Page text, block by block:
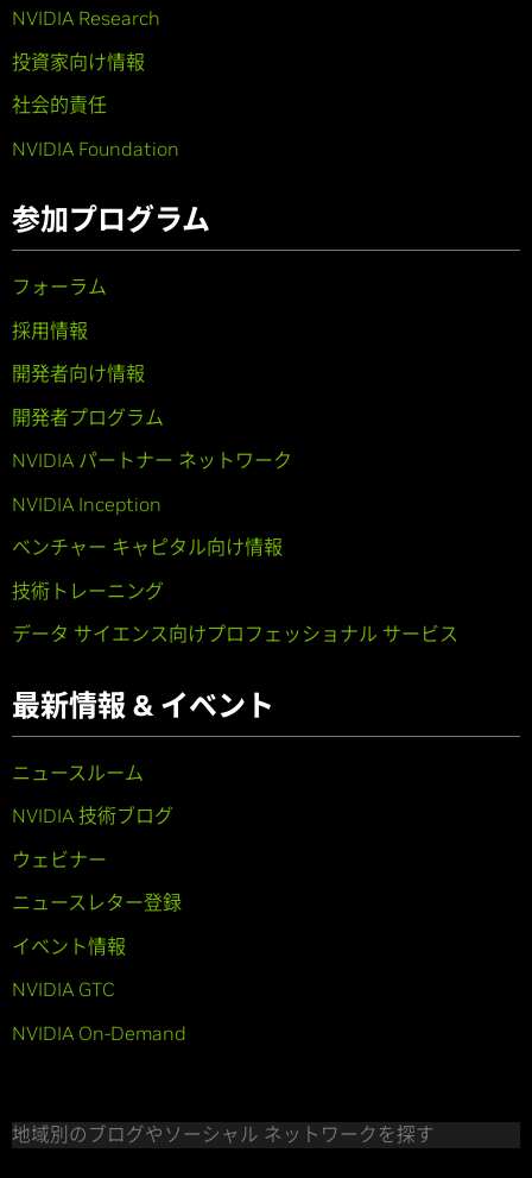
NVIDIA Research
投資家向け情報
社会的責任
NVIDIA Foundation
参加プログラム
フォーラム
採用情報
開発者向け情報
開発者プログラム
NVIDIA パートナー ネットワーク
NVIDIA Inception
ベンチャー キャピタル向け情報
技術トレーニング
データ サイエンス向けプロフェッショナル サービス
最新情報 & イベント
ニュースルーム
NVIDIA 技術ブログ
ウェビナー
ニュースレター登録
イベント情報
NVIDIA GTC
NVIDIA On-Demand
地域別のブログやソーシャル ネットワークを探す